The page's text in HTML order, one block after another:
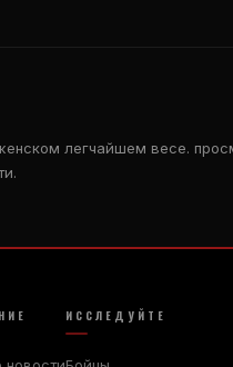
легчайшем весе.
ИССЛЕДУЙТЕ